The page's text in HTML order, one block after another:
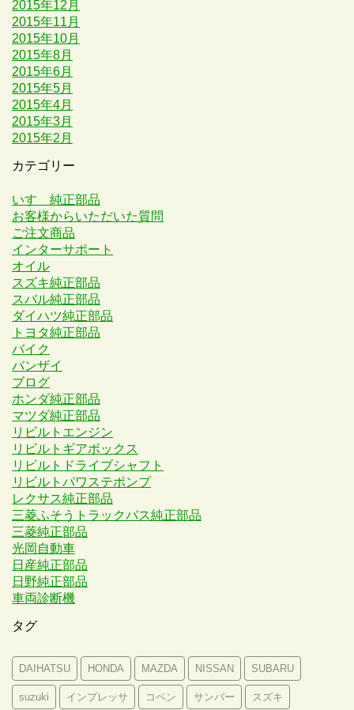
2015年12月
2015年11月
2015年10月
2015年8月
2015年6月
2015年5月
2015年4月
2015年3月
2015年2月
カテゴリー
いすゞ純正部品
お客様からいただいた質問
ご注文商品
インターサポート
オイル
スズキ純正部品
スバル純正部品
ダイハツ純正部品
トヨタ純正部品
バイク
バンザイ
ブログ
ホンダ純正部品
マツダ純正部品
リビルトエンジン
リビルトギアボックス
リビルトドライブシャフト
リビルトパワステポンプ
レクサス純正部品
三菱ふそうトラックバス純正部品
三菱純正部品
光岡自動車
日産純正部品
日野純正部品
車両診断機
タグ
DAIHATSU HONDA MAZDA NISSAN SUBARU
suzuki インプレッサ コペン サンバー スズキ